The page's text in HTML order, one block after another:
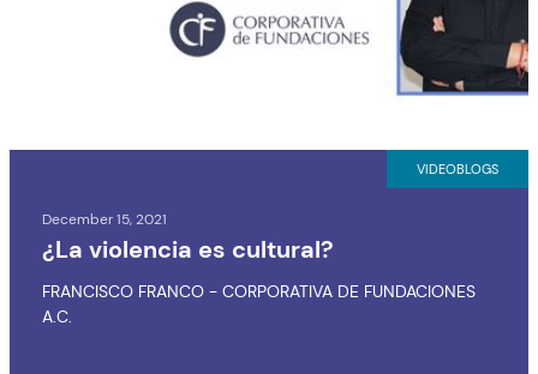
VIDEOBLOGS
December 15, 2021
¿La violencia es cultural?
FRANCISCO FRANCO - CORPORATIVA DE FUNDACIONES
A.C.